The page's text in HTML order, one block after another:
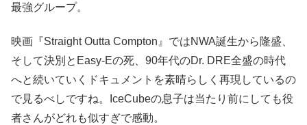
最強グループ。
映画『Straight Outta Compton』ではNWA誕生から隆盛、
そして決別とEasy-Eの死、90年代のDr. DRE全盛の時代
へと続いていくドキュメントを素晴らしく再現しているの
で見るべしですね。IceCubeの息子は当たり前にしても役
者さんがどれも似すぎで感動。